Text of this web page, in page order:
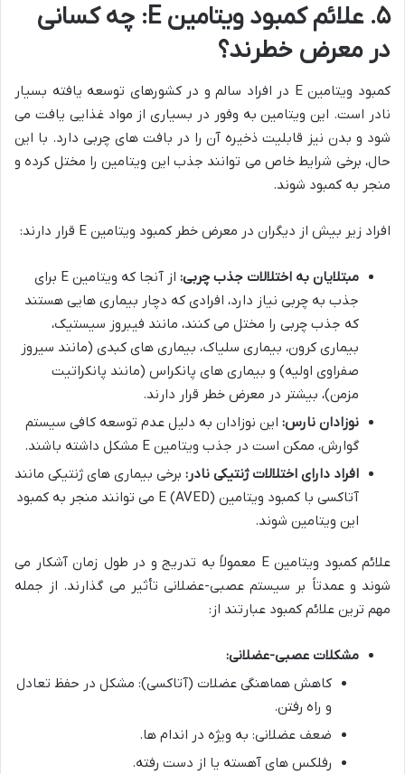
۵. علائم کمبود ویتامین E: چه کسانی
در معرض خطرند؟
کمبود ویتامین E در افراد سالم و در کشورهای توسعه یافته بسیار
نادر است. این ویتامین به وفور در بسیاری از مواد غذایی یافت می
شود و بدن نیز قابلیت ذخیره آن را در بافت های چربی دارد. با این
حال، برخی شرایط خاص می توانند جذب این ویتامین را مختل کرده و
منجر به کمبود شوند.
افراد زیر بیش از دیگران در معرض خطر کمبود ویتامین E قرار دارند:
مبتلایان به اختلالات جذب چربی:
از آنجا که ویتامین E برای
جذب به چربی نیاز دارد، افرادی که دچار بیماری هایی هستند
که جذب چربی را مختل می کنند، مانند فیبروز سیستیک،
بیماری کرون، بیماری سلیاک، بیماری های کبدی (مانند سیروز
صفراوی اولیه) و بیماری های پانکراس (مانند پانکراتیت
مزمن)، بیشتر در معرض خطر قرار دارند.
نوزادان نارس: این نوزادان به دلیل عدم توسعه کافی سیستم
گوارش، ممکن است در جذب ویتامین E مشکل داشته باشند.
افراد دارای اختلالات ژنتیکی نادر: برخی بیماری های ژنتیکی مانند
آتاکسی با کمبود ویتامین E (AVED) می توانند منجر به کمبود
این ویتامین شوند.
علائم کمبود ویتامین E معمولاً به تدریج و در طول زمان آشکار می
شوند و عمدتاً بر سیستم عصبی-عضلانی تأثیر می گذارند. از جمله
مهم ترین علائم کمبود عبارتند از:
مشکلات عصبی-عضلانی:
کاهش هماهنگی عضلات (آتاکسی): مشکل در حفظ تعادل
و راه رفتن.
ضعف عضلانی: به ویژه در اندام ها.
رفلکس های آهسته یا از دست رفته.